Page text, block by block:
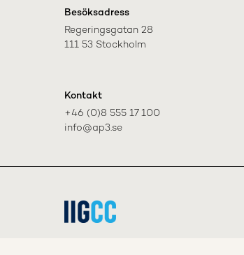
Besöksadress
Regeringsgatan 28
111 53 Stockholm
Kontakt
+46 (0)8 555 17 100
info@ap3.se